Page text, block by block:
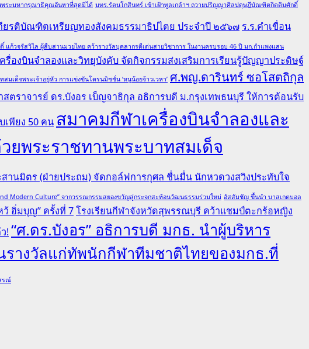
พระมหากรุณาธิคุณอันหาที่สุดมิได้ มทร.รัตนโกสินทร์ เข้าเฝ้าทูลเกล้าฯ ถวายปริญญาศิลปดุษฎีบัณฑิตกิตติมศักดิ์
ยรติบัณฑิตเหรียญทองสังคมธรรมาธิปไตย ประจำปี ๒๕๖๗ ร.ร.คำเขื่อน
แก้วจรัสวิไล ผู้สืบสานมวยไทย คว้ารางวัลบุคลากรดีเด่นสายวิชาการ ในงานครบรอบ 46 ปี มก.กำแพงแสน
รื่องบินจำลองและวิทยุบังคับ จัดกิจกรรมส่งเสริมการเรียนรู้ปัญญาประดิษฐ์
เด็จพระเจ้าอยู่หัว การแข่งขันโดรนมิชชั่น ‘หนูน้อยจ้าวเวหา’ ศ.พญ.ดารินทร์ ซอโสตถิกุล
สตราจารย์ ดร.บังอร เบ็ญจาธิกุล อธิการบดี ม.กรุงเทพธนบุรี ให้การต้อนรับ
เพียง 50 คน สมาคมกีฬาเครื่องบินจำลองและ
พระราชทานพระบาทสมเด็จ
านมิตร (ฝ่ายประถม) จัดกอล์ฟการกุศล ชื่นมื่น นักหวดวงสวิงประทับใจ
Modern Culture” จากวรรณกรรมสยองขวัญสู่กระจกสะท้อนวัฒนธรรมร่วมใหม่ อัสสัมชัญ ขึ้นนำ บาสเกตบอล
อิ่มบุญ” ครั้งที่ 7โรงเรียนกีฬาจังหวัดสุพรรณบุรี คว้าแชมป์ตะกร้อหญิง
!“ศ.ดร.บังอร” อธิการบดี มกธ. นำผู้บริหาร
รางวัลแก่ทัพนักกีฬาทีมชาติไทยของมกธ.ที่
รณ์